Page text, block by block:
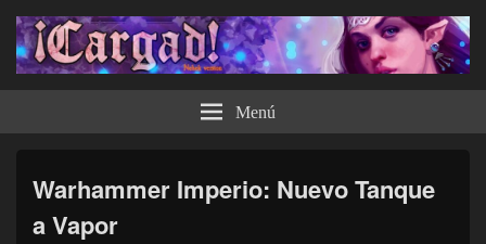
¡Cargad! Menú
Warhammer Imperio: Nuevo Tanque
a Vapor